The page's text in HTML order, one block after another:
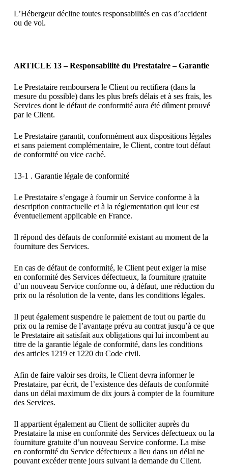
L’Hébergeur décline toutes responsabilités en cas d’accident
ou de vol.
ARTICLE 13 – Responsabilité du Prestataire – Garantie
Le Prestataire remboursera le Client ou rectifiera (dans la
mesure du possible) dans les plus brefs délais et à ses frais, les
Services dont le défaut de conformité aura été dûment prouvé
par le Client.
Le Prestataire garantit, conformément aux dispositions légales
et sans paiement complémentaire, le Client, contre tout défaut
de conformité ou vice caché.
13-1 . Garantie légale de conformité
Le Prestataire s’engage à fournir un Service conforme à la
description contractuelle et à la réglementation qui leur est
éventuellement applicable en France.
Il répond des défauts de conformité existant au moment de la
fourniture des Services.
En cas de défaut de conformité, le Client peut exiger la mise
en conformité des Services défectueux, la fourniture gratuite
d’un nouveau Service conforme ou, à défaut, une réduction du
prix ou la résolution de la vente, dans les conditions légales.
Il peut également suspendre le paiement de tout ou partie du
prix ou la remise de l’avantage prévu au contrat jusqu’à ce que
le Prestataire ait satisfait aux obligations qui lui incombent au
titre de la garantie légale de conformité, dans les conditions
des articles 1219 et 1220 du Code civil.
Afin de faire valoir ses droits, le Client devra informer le
Prestataire, par écrit, de l’existence des défauts de conformité
dans un délai maximum de dix jours à compter de la fourniture
des Services.
Il appartient également au Client de solliciter auprès du
Prestataire la mise en conformité des Services défectueux ou la
fourniture gratuite d’un nouveau Service conforme. La mise
en conformité du Service défectueux a lieu dans un délai ne
pouvant excéder trente jours suivant la demande du Client.